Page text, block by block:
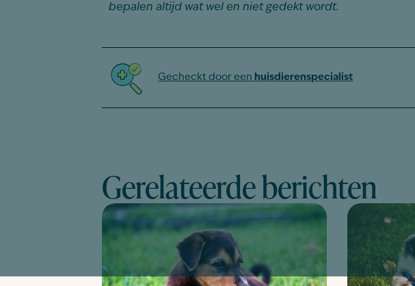
bepalen altijd wat wel en niet gedekt wordt.
Gecheckt door een huisdierenspecialist
Gerelateerde berichten